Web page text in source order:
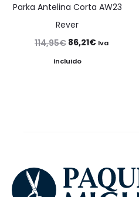
Parka Antelina Corta AW23
Rever
114,95€ El
precio
86,21€ElIva
Incluido